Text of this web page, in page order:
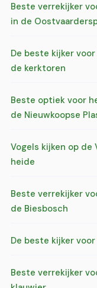
Beste verrekijker
in de
De beste kijker
de kerktoren
Beste optiek voor
de Nieuwkoopse
Vogels kijken op de
heide
Beste verrekijker
de Biesbosch
De beste kijker
Beste verrekijker